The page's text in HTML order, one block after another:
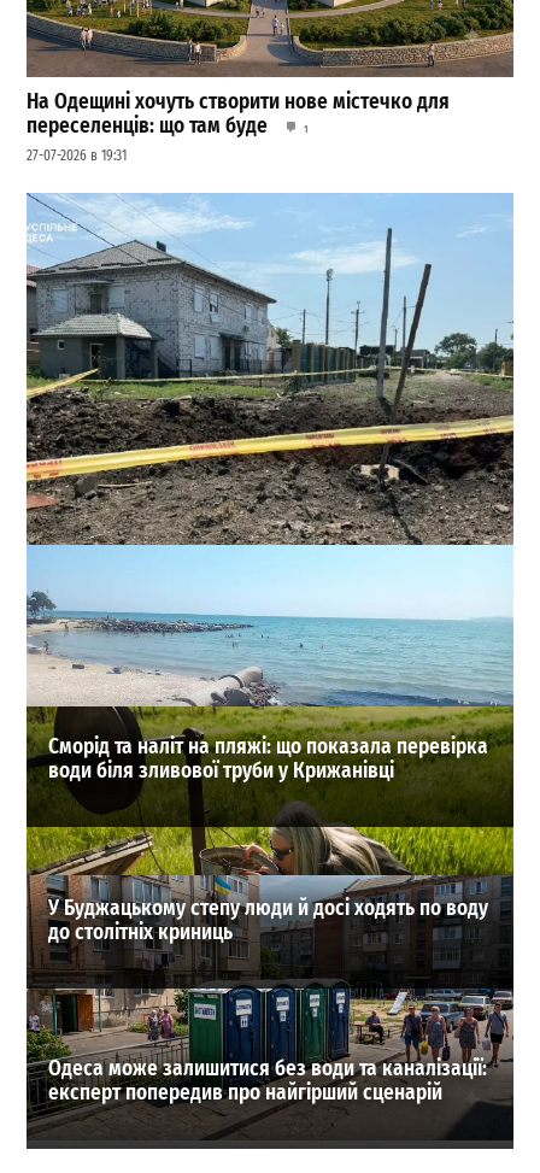
На Одещині хочуть створити нове містечко для
переселенців: що там буде
1
27-07-2026 в 19:31
газопровід високого тиску
04-08-2026 в 16:14
ВИБІР РЕДАКЦІЇ
Сморід та наліт на пляжі: що показала перевірка
води біля зливової труби у Крижанівці
У Буджацькому степу люди й досі ходять по воду
до столітніх криниць
Одеса може залишитися без води та каналізації:
експерт попередив про найгірший сценарій